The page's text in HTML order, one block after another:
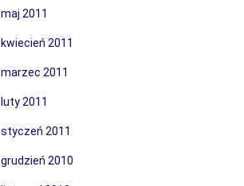
maj 2011
kwiecień 2011
marzec 2011
luty 2011
styczeń 2011
grudzień 2010